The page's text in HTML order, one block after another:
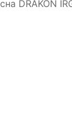
DRAKON